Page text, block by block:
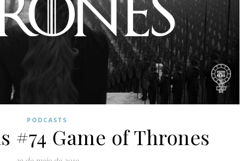
PODCASTS
#74 Game of Thrones